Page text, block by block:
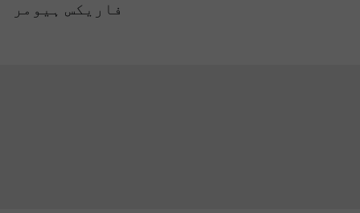
فاریکس ہیومر